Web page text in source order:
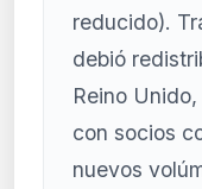
reducido).
debió
Reino
con socios
nuevos